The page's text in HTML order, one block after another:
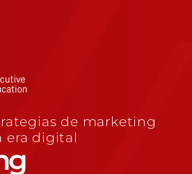
de marketing
era digital